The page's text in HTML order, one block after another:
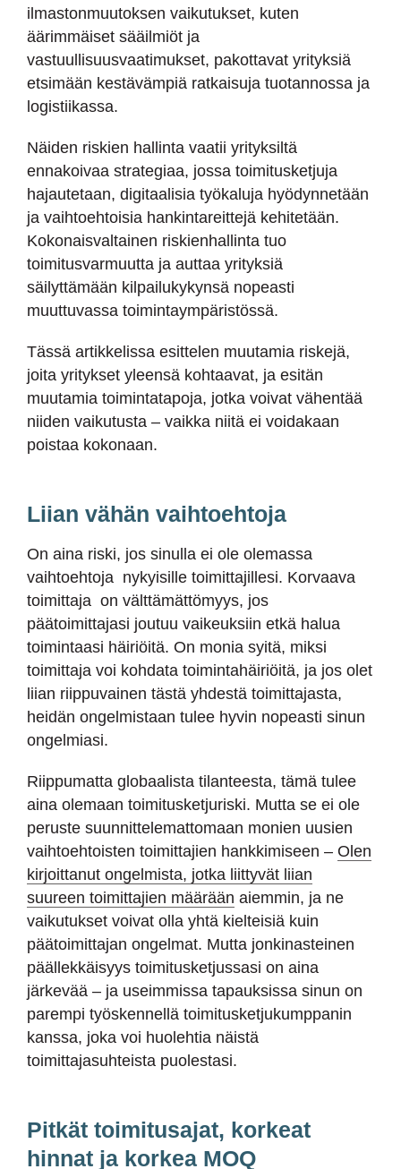
ilmastonmuutoksen vaikutukset, kuten
äärimmäiset sääilmiöt ja
vastuullisuusvaatimukset, pakottavat yrityksiä
etsimään kestävämpiä ratkaisuja tuotannossa ja
logistiikassa.
Näiden riskien hallinta vaatii yrityksiltä
ennakoivaa strategiaa, jossa toimitusketjuja
hajautetaan, digitaalisia työkaluja hyödynnetään
ja vaihtoehtoisia hankintareittejä kehitetään.
Kokonaisvaltainen riskienhallinta tuo
toimitusvarmuutta ja auttaa yrityksiä
säilyttämään kilpailukykynsä nopeasti
muuttuvassa toimintaympäristössä.
Tässä artikkelissa esittelen muutamia riskejä,
joita yritykset yleensä kohtaavat, ja esitän
muutamia toimintatapoja, jotka voivat vähentää
niiden vaikutusta – vaikka niitä ei voidakaan
poistaa kokonaan.
Liian vähän vaihtoehtoja
On aina riski, jos sinulla ei ole olemassa
vaihtoehtoja nykyisille toimittajillesi. Korvaava
toimittaja on välttämättömyys, jos
päätoimittajasi joutuu vaikeuksiin etkä halua
toimintaasi häiriöitä. On monia syitä, miksi
toimittaja voi kohdata toimintahäiriöitä, ja jos olet
liian riippuvainen tästä yhdestä toimittajasta,
heidän ongelmistaan tulee hyvin nopeasti sinun
ongelmiasi.
Riippumatta globaalista tilanteesta, tämä tulee
aina olemaan toimitusketjuriski. Mutta se ei ole
peruste suunnittelemattomaan monien uusien
vaihtoehtoisten toimittajien hankkimiseen – Olen
kirjoittanut ongelmista, jotka liittyvät liian
suureen toimittajien määrään aiemmin, ja ne
vaikutukset voivat olla yhtä kielteisiä kuin
päätoimittajan ongelmat. Mutta jonkinasteinen
päällekkäisyys toimitusketjussasi on aina
järkevää – ja useimmissa tapauksissa sinun on
parempi työskennellä toimitusketjukumppanin
kanssa, joka voi huolehtia näistä
toimittajasuhteista puolestasi.
Pitkät toimitusajat, korkeat
hinnat ja korkea MOQ